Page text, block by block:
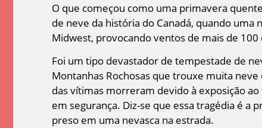
O que começou como uma primavera
de neve da história do Canadá, quando uma
Midwest, provocando ventos de mais de
Foi um tipo devastador de tempestade de
Montanhas Rochosas que trouxe muita
das vítimas morreram devido à exposição
em segurança. Diz-se que essa tragédia é a
preso em uma nevasca na estrada.